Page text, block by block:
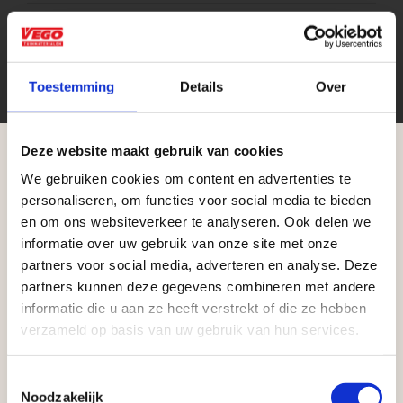
Toestemming Details Over
Deze website maakt gebruik van cookies
We gebruiken cookies om content en advertenties te
personaliseren, om functies voor social media te bieden
en om ons websiteverkeer te analyseren. Ook delen we
informatie over uw gebruik van onze site met onze
partners voor social media, adverteren en analyse. Deze
partners kunnen deze gegevens combineren met andere
informatie die u aan ze heeft verstrekt of die ze hebben
verzameld op basis van uw gebruik van hun services.
Noodzakelijk
Zakelijke klant worden
Vego Tuinmaterialen is de meest geschikte partner
voor zakelijke klanten op zoek naar tuin- en
infraproducten. Als professionele leverancier van
tuinmaterialen bieden wij een breed assortiment
Aangepaste openingstijden tijdens de
vakantieperiode
Waardenburg en Vego Dordrecht hanteren tijdens
de vakantieperiode aangepaste openingstijden op
zaterdag. Bekijk de vestigingspagina voor de
actuele openingstijden.